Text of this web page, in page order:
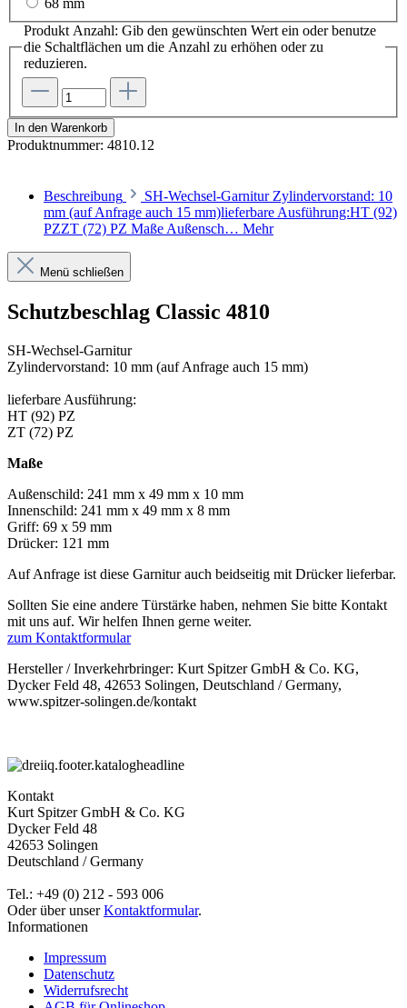
68 mm
Produkt Anzahl: Gib den gewünschten Wert ein oder benutze
die Schaltflächen um die Anzahl zu erhöhen oder zu
reduzieren.
In den Warenkorb
Produktnummer: 4810.12
Beschreibung
SH-Wechsel-Garnitur Zylindervorstand: 10
mm (auf Anfrage auch 15 mm)lieferbare Ausführung:HT (92)
PZZT (72) PZ Maße Außensch… Mehr
Menü schließen
Schutzbeschlag Classic 4810
SH-Wechsel-Garnitur
Zylindervorstand: 10 mm (auf Anfrage auch 15 mm)
lieferbare Ausführung:
HT (92) PZ
ZT (72) PZ
Maße
Außenschild: 241 mm x 49 mm x 10 mm
Innenschild: 241 mm x 49 mm x 8 mm
Griff: 69 x 59 mm
Drücker: 121 mm
Auf Anfrage ist diese Garnitur auch beidseitig mit Drücker lieferbar.
Sollten Sie eine andere Türstärke haben, nehmen Sie bitte Kontakt
mit uns auf. Wir helfen Ihnen gerne weiter.
zum Kontaktformular
Hersteller / Inverkehrbringer: Kurt Spitzer GmbH & Co. KG,
Dycker Feld 48, 42653 Solingen, Deutschland / Germany,
www.spitzer-solingen.de/kontakt
Kontakt
Kurt Spitzer GmbH & Co. KG
Dycker Feld 48
42653 Solingen
Deutschland / Germany
Tel.: +49 (0) 212 - 593 006
Oder über unserKontaktformular.
Informationen
Impressum
Datenschutz
Widerrufsrecht